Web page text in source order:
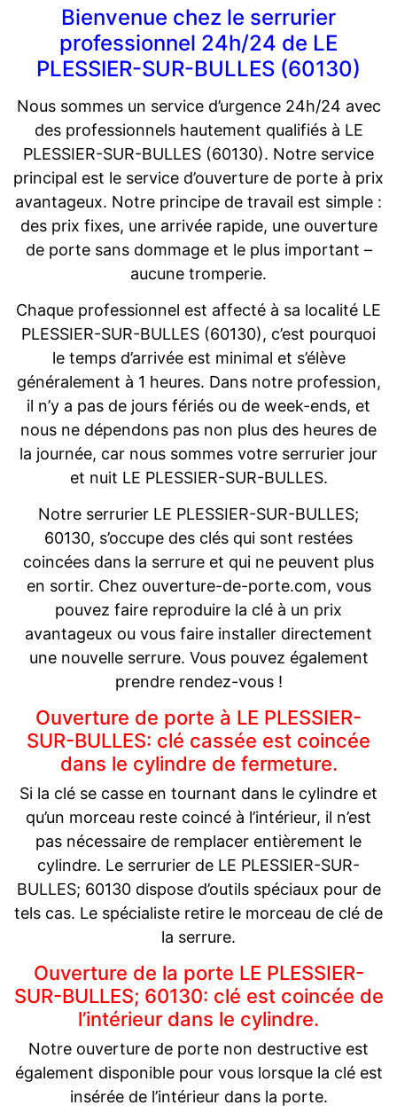
Bienvenue chez le serrurier
professionnel 24h/24 de LE
PLESSIER-SUR-BULLES (60130)
Nous sommes un service d’urgence 24h/24 avec
des professionnels hautement qualifiés à LE
PLESSIER-SUR-BULLES (60130). Notre service
principal est le service d’ouverture de porte à prix
avantageux. Notre principe de travail est simple :
des prix fixes, une arrivée rapide, une ouverture
de porte sans dommage et le plus important –
aucune tromperie.
Chaque professionnel est affecté à sa localité LE
PLESSIER-SUR-BULLES (60130), c’est pourquoi
le temps d’arrivée est minimal et s’élève
généralement à 1 heures. Dans notre profession,
il n’y a pas de jours fériés ou de week-ends, et
nous ne dépendons pas non plus des heures de
la journée, car nous sommes votre serrurier jour
et nuit LE PLESSIER-SUR-BULLES.
Notre serrurier LE PLESSIER-SUR-BULLES;
60130, s’occupe des clés qui sont restées
coincées dans la serrure et qui ne peuvent plus
en sortir. Chez ouverture-de-porte.com, vous
pouvez faire reproduire la clé à un prix
avantageux ou vous faire installer directement
une nouvelle serrure. Vous pouvez également
prendre rendez-vous !
Ouverture de porte à LE PLESSIER-
SUR-BULLES: clé cassée est coincée
dans le cylindre de fermeture.
Si la clé se casse en tournant dans le cylindre et
qu’un morceau reste coincé à l’intérieur, il n’est
pas nécessaire de remplacer entièrement le
cylindre. Le serrurier de LE PLESSIER-SUR-
BULLES; 60130 dispose d’outils spéciaux pour de
tels cas. Le spécialiste retire le morceau de clé de
la serrure.
Ouverture de la porte LE PLESSIER-
SUR-BULLES; 60130: clé est coincée de
l’intérieur dans le cylindre.
Notre ouverture de porte non destructive est
également disponible pour vous lorsque la clé est
insérée de l’intérieur dans la porte.